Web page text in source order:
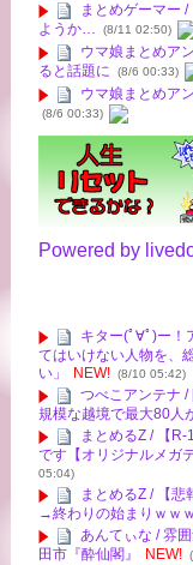
まとめゲーマー
ようか…
(8/11 02:50)
ウマ娘まとめア
ると話題に
(8/6 00:33)
ウマ娘まとめア
(8/6 00:33)
Powered by
キター(ﾟ∀ﾟ)ー！
てはいけない人物を、
い」
NEW! (8/10 05:42)
つべこアンテナ
規模な越境で最大80人
まとめるZ / 【
です【オリジナルメ
05:04)
まとめるZ / 【
→終わりの始まりｗｗｗ
あんてぃな / 雰
田市『酔仙閣』
NEW!